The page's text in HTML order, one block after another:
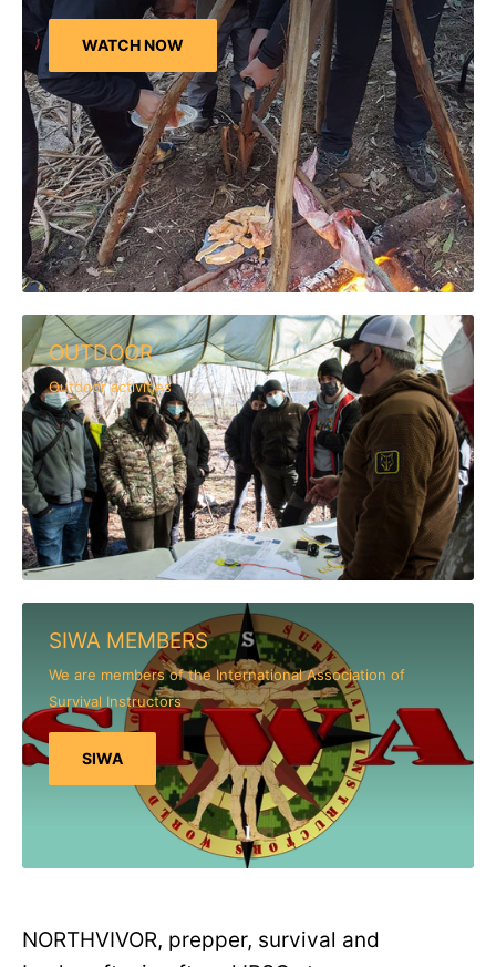
WATCH NOW
OUTDOOR
Outdoor activities
SIWA MEMBERS
We are members of the International Association of
Survival Instructors
SIWA
NORTHVIVOR, prepper, survival and